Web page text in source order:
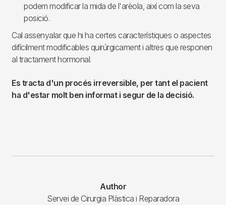
podem modificar la mida de l'arèola, així com la seva
posició.
Cal assenyalar que hi ha certes característiques o aspectes
difícilment modificables quirúrgicament i altres que responen
al tractament hormonal.
Es tracta d'un procés irreversible, per tant el pacient
ha d'estar molt ben informat i segur de la decisió.
Author
Servei de Cirurgia Plàstica i Reparadora